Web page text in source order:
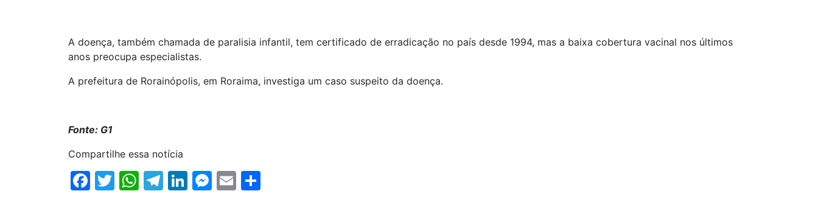
A doença, também chamada de paralisia infantil, tem certificado de erradicação no país desde 1994, mas a baixa cobertura vacinal nos últimos
anos preocupa especialistas.
A prefeitura de Rorainópolis, em Roraima, investiga um caso suspeito da doença.
Fonte: G1
Compartilhe essa notícia
Facebook
Twitter
WhatsApp
Telegram
LinkedIn
Messenger
Email